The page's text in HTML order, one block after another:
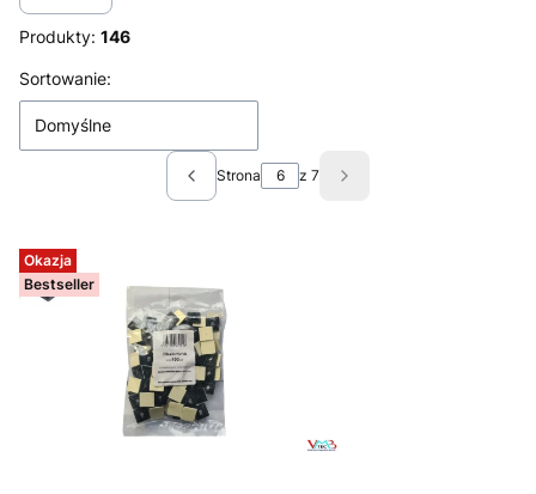
Produkty: 146
Lista produktów
Sortowanie:
Domyślne
Poprzednie produkty
Strona z 7 Następne produkty
Okazja
Bestseller